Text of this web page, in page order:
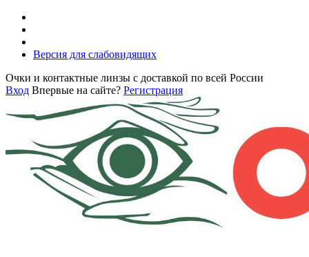
Версия для слабовидящих
Очки и контактные линзы с доставкой по всей России
Вход Впервые на сайте? Регистрация